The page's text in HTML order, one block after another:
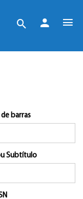
barras
Subtítulo